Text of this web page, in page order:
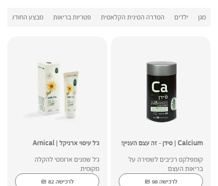
מגן ילדים הסדרה הסינית הקלאסית פטריות בריאות מבצע החודש
Calcium | סידן – זה עצם העניין!
קומפלקס רכיבים לשמירה על
בריאות העצם
לרכישה ₪ 98
ג'ל עיסוי ארניקל | Arnical
ג'ל שמנים ארומטי להקלה
מקומית
לרכישה ₪ 82